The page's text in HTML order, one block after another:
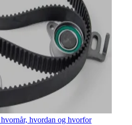
hvordan og hvorfor